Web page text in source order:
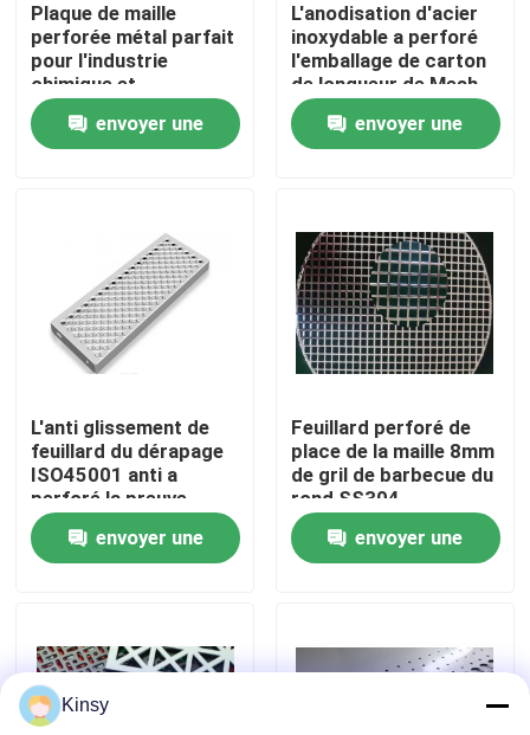
À la maison
Produits
À propos de nous
Visite de l'usine
Contrôle de la qualité
Nous contacter
Les affaires
Fil tissé Mesh Screen
Plaque de maille
perforée métal parfait
pour l'industrie
chimique et
pharmaceutique
envoyer une
L'anodisation d'acier
inoxydable a perforé
l'emballage de carton
de longueur de Mesh
Sheet 0.5m-6m
envoyer une
L'anti glissement de
feuillard du dérapage
ISO45001 anti a
perforé la preuve
d'usage de feuillard
envoyer une
Feuillard perforé de
place de la maille 8mm
de gril de barbecue du
rond SS304
envoyer une
Kinsy